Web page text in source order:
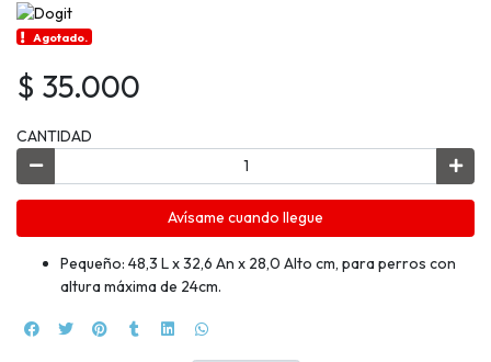
Agotado.
$ 35.000
CANTIDAD
Avísame cuando llegue
Pequeño: 48,3 L x 32,6 An x 28,0 Alto cm, para perros con
altura máxima de 24cm.